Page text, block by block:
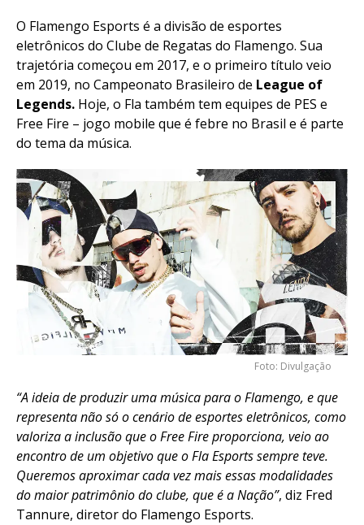
O Flamengo Esports é a divisão de esportes
eletrônicos do Clube de Regatas do Flamengo. Sua
trajetória começou em 2017, e o primeiro título veio
em 2019, no Campeonato Brasileiro de League of
Legends. Hoje, o Fla também tem equipes de PES e
Free Fire – jogo mobile que é febre no Brasil e é parte
do tema da música.
Foto: Divulgação
“A ideia de produzir uma música para o Flamengo, e que
representa não só o cenário de esportes eletrônicos, como
valoriza a inclusão que o Free Fire proporciona, veio ao
encontro de um objetivo que o Fla Esports sempre teve.
Queremos aproximar cada vez mais essas modalidades
do maior patrimônio do clube, que é a Nação”, diz Fred
Tannure, diretor do Flamengo Esports.